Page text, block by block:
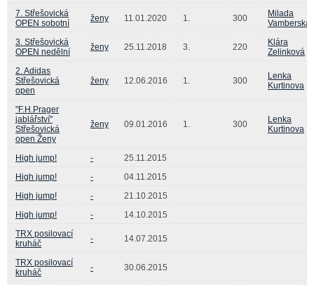
7. Střešovická
OPEN sobotní
ženy 11.01.2020 1. 300
Milada
Vamberská
3. Střešovická
OPEN nedělní
ženy 25.11.2018 3. 220
Klára
Zelinková
2. Adidas
Střešovická
open
ženy 12.06.2016 1. 300
Lenka
Kurtinova
"F.H.Prager
jablářství"
Střešovická
open Ženy
ženy 09.01.2016 1. 300
Lenka
Kurtinova
High jump! -
25.11.2015
High jump!
-
04.11.2015
High jump!
-
21.10.2015
High jump!
-
14.10.2015
TRX posilovací
kruháč
- 14.07.2015
TRX posilovací
kruháč
- 30.06.2015